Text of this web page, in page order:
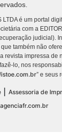
LTDA é um portal
com a
judicial).
também não
revista impressa de
lo, nos
” e seus
Assessoria de